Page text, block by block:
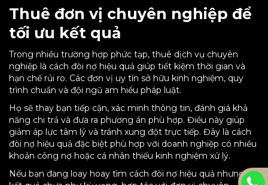
Thuê đơn vị chuyên nghiệp để
tối ưu kết quả
Trong nhiều trường hợp phức tạp, thuê dịch vụ chuyên
nghiệp là cách đòi nợ hiệu quả giúp tiết kiệm thời gian và
hạn chế rủi ro. Các đơn vị uy tín sở hữu kinh nghiệm, quy
trình chuẩn và đội ngũ am hiểu pháp luật.
Họ sẽ thay bạn tiếp cận, xác minh thông tin, đánh giá khả
năng chi trả và đưa ra phương án phù hợp. Điều này giúp
giảm áp lực tâm lý và tránh xung đột trực tiếp. Đây là cách
đòi nợ hiệu quả đặc biệt phù hợp với doanh nghiệp có nhiều
khoản công nợ hoặc cá nhân thiếu kinh nghiệm xử lý.
Nếu bạn đang loay hoay tìm cách đòi nợ hiệu quả nhưng